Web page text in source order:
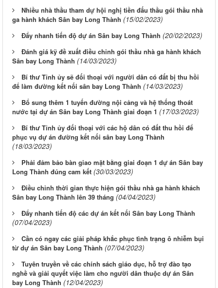
Nhiều nhà thầu tham dự hội nghị tiền đấu thầu gói thầu nhà
ga hành khách Sân bay Long Thành (15/02/2023)
Đẩy nhanh tiến độ dự án Sân bay Long Thành (20/02/2023)
Đánh giá kỹ đề xuất điều chỉnh gói thầu nhà ga hành khách
Sân bay Long Thành (14/03/2023)
Bí thư Tỉnh ủy sẽ đối thoại với người dân có đất bị thu hồi
để làm đường kết nối sân bay Long Thành (14/03/2023)
Bổ sung thêm 1 tuyến đường nội cảng và hệ thống thoát
nước tại dự án Sân bay Long Thành giai đoạn 1 (17/03/2023)
Bí thư Tỉnh ủy đối thoại với các hộ dân có đất thu hồi để
phục vụ dự án đường kết nối sân bay Long Thành
(18/03/2023)
Phải đảm bảo bàn giao mặt bằng giai đoạn 1 dự án Sân bay
Long Thành đúng cam kết (30/03/2023)
Điều chỉnh thời gian thực hiện gói thầu nhà ga hành khách
Sân bay Long Thành lên 39 tháng (04/04/2023)
Đẩy nhanh tiến độ các dự án kết nối Sân bay Long Thành
(07/04/2023)
Cần có ngay các giải pháp khắc phục tình trạng ô nhiễm bụi
từ dự án Sân bay Long Thành (07/04/2023)
Tuyên truyền về các chính sách giáo dục, hỗ trợ đào tạo
nghề và giải quyết việc làm cho người dân thuộc dự án Sân
bay Long Thành (12/04/2023)